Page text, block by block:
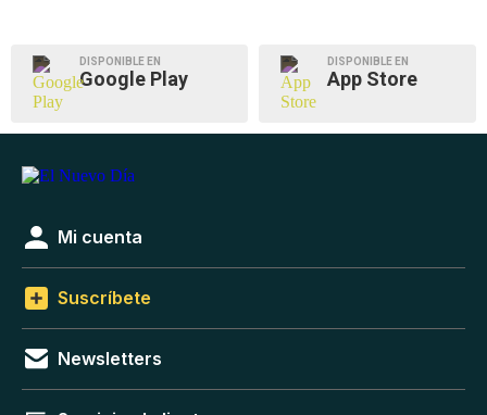
DISPONIBLE EN
Google Play
DISPONIBLE EN
App Store
Mi cuenta
Suscríbete
Newsletters